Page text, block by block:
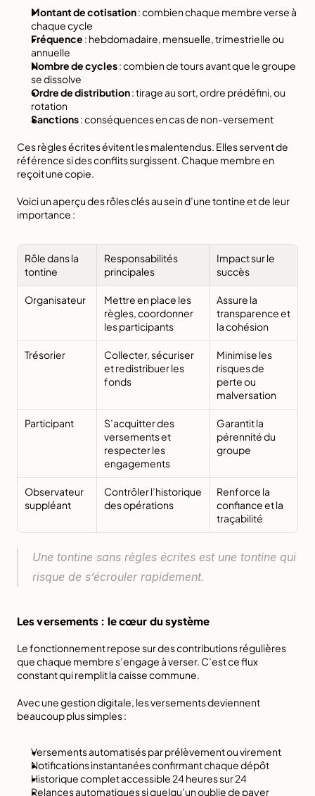
Montant de cotisation : combien chaque membre verse à
chaque cycle
Fréquence : hebdomadaire, mensuelle, trimestrielle ou
annuelle
Nombre de cycles : combien de tours avant que le groupe
se dissolve
Ordre de distribution : tirage au sort, ordre prédéfini, ou
rotation
Sanctions : conséquences en cas de non-versement
Ces règles écrites évitent les malentendus. Elles servent de
référence si des conflits surgissent. Chaque membre en
reçoit une copie.
Voici un aperçu des rôles clés au sein d’une tontine et de leur
importance :
Rôle dans la
tontine
Responsabilités
principales
Impact sur le
succès
Organisateur
Mettre en place les
règles, coordonner
les participants
Assure la
transparence et
la cohésion
Trésorier
Collecter, sécuriser
et redistribuer les
fonds
Minimise les
risques de
perte ou
malversation
Participant
S’acquitter des
versements et
respecter les
engagements
Garantit la
pérennité du
groupe
Observateur
suppléant
Contrôler l’historique
des opérations
Renforce la
confiance et la
traçabilité
Une tontine sans règles écrites est une tontine qui
risque de s’écrouler rapidement.
Les versements : le cœur du système
Le fonctionnement repose sur des contributions régulières
que chaque membre s’engage à verser. C’est ce flux
constant qui remplit la caisse commune.
Avec une gestion digitale, les versements deviennent
beaucoup plus simples :
Versements automatisés par prélèvement ou virement
Notifications instantanées confirmant chaque dépôt
Historique complet accessible 24 heures sur 24
Relances automatiques si quelqu’un oublie de payer